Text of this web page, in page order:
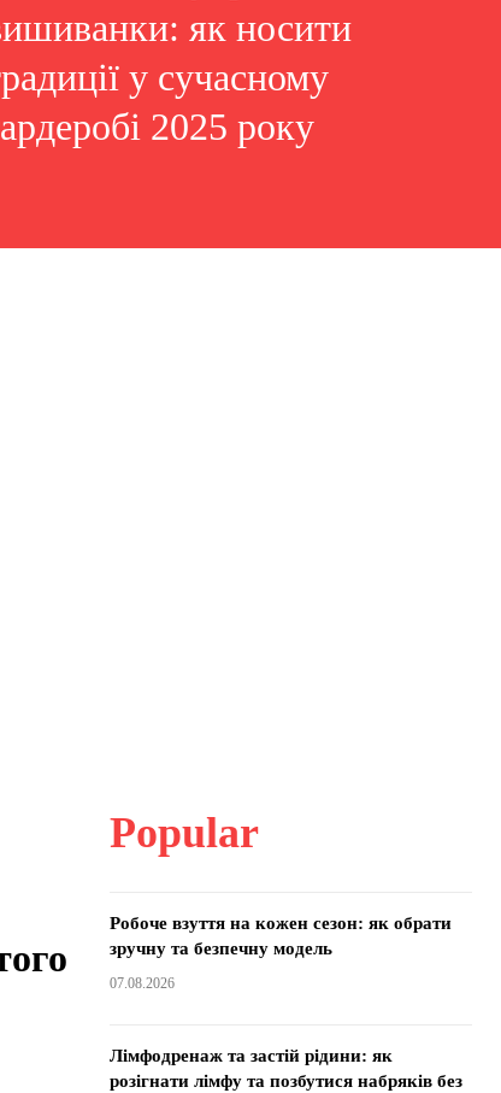
як носити
у сучасному
2025 року
Popular
Робоче взуття на кожен сезон: як обрати
зручну та безпечну модель
07.08.2026
Лімфодренаж та застій рідини: як
розігнати лімфу та позбутися набряків без